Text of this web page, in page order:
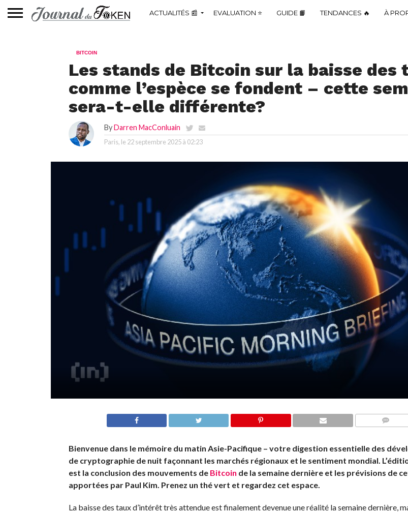
ACTUALITÉS 📰 EVALUATION ⭐ GUIDE 📙 TENDANCES 🔥 À
BITCOIN
Les stands de Bitcoin sur la baisse des
comme l’espèce se fondent – cette
sera-t-elle différente?
ByDarren MacConluain
Paris, le 22 septembre 2025 à 02:23
Bienvenue dans le mémoire du matin Asie-Pacifique – votre digestion essentielle des
de cryptographie de nuit façonnant les marchés régionaux et le sentiment mondial.
est la conclusion des mouvements de Bitcoin de la semaine dernière et les prévisions de
apportées par Paul Kim. Prenez un thé vert et regardez cet espace.
La baisse des taux d’intérêt très attendue est finalement devenue une réalité la semaine dernière,